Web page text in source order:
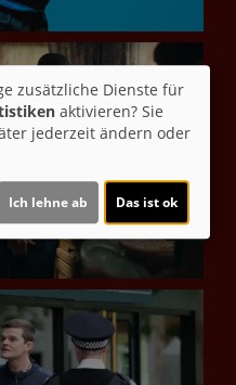
zusätzliche Dienste für
aktivieren? Sie
jederzeit ändern oder
Ich lehne ab Das ist ok